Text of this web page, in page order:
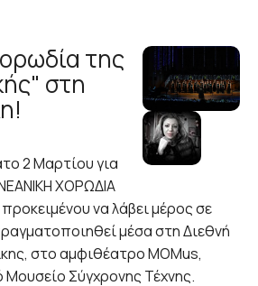
της
στη
2 Μαρτίου για
ΧΟΡΩΔΙΑ
να λάβει μέρος σε
μέσα στη Διεθνή
στο αμφιθέατρο MOMus,
Σύγχρονης Τέχνης.